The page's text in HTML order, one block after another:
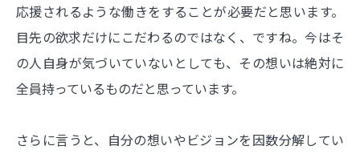
応援されるような働きをすることが必要だと思います。
目先の欲求だけにこだわるのではなく、ですね。今はそ
の人自身が気づいていないとしても、その想いは絶対に
全員持っているものだと思っています。
さらに言うと、自分の想いやビジョンを因数分解してい